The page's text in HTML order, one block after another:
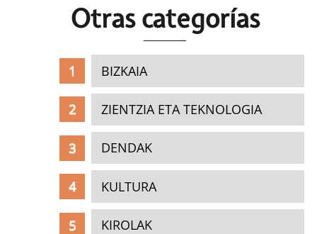
Otras categorías
BIZKAIA
ZIENTZIA ETA TEKNOLOGIA
DENDAK
KULTURA
KIROLAK